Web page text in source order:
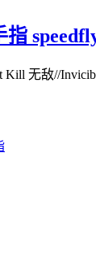
Kill 无敌//